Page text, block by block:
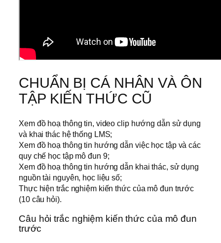
CHUẨN BỊ CÁ NHÂN VÀ ÔN
TẬP KIẾN THỨC CŨ
Xem đồ hoạ thông tin, video clip hướng dẫn sử dụng
và khai thác hệ thống LMS;
Xem đồ hoạ thông tin hướng dẫn việc học tập và các
quy chế học tập mô đun 9;
Xem đồ hoạ thông tin hướng dẫn khai thác, sử dụng
nguồn tài nguyên, học liệu số;
Thực hiện trắc nghiệm kiến thức của mô đun trước
(10 câu hỏi).
Câu hỏi trắc nghiệm kiến thức của mô đun
trước